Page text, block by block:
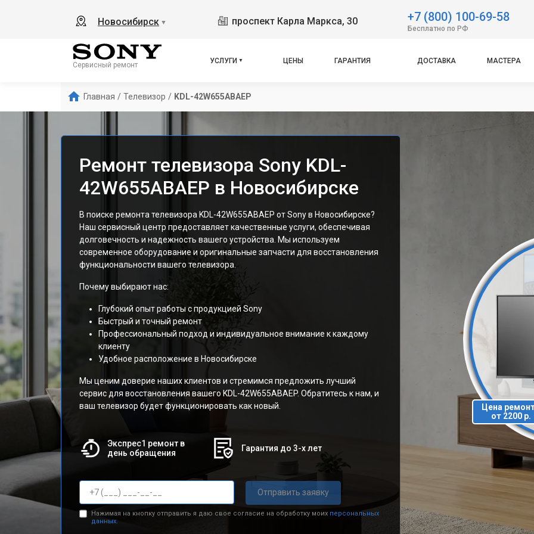
Новосибирск ▼ проспект Карла Маркса, 30 +7 (800) 100-69-58
Бесплатно по РФ
Сервисный ремонт
УСЛУГИ ЦЕНЫ ГАРАНТИЯ ДОСТАВКА МАСТЕРА
Главная / Телевизор / KDL-42W655ABAEP
Ремонт телевизора Sony KDL-
42W655ABAEP в Новосибирске
В поиске ремонта телевизора KDL-42W655ABAEP от Sony в Новосибирске?
Наш сервисный центр предоставляет качественные услуги, обеспечивая
долговечность и надежность вашего устройства. Мы используем
современное оборудование и оригинальные запчасти для восстановления
функциональности вашего телевизора.
Почему выбирают нас:
Глубокий опыт работы с продукцией Sony
Быстрый и точный ремонт
Профессиональный подход и индивидуальное внимание к каждому
клиенту
Удобное расположение в Новосибирске
Мы ценим доверие наших клиентов и стремимся предложить лучший
сервис для восстановления вашего KDL-42W655ABAEP. Обратитесь к нам, и
ваш телевизор будет функционировать как новый.
Экспрес1 ремонт в
день обращения
Гарантия до 3-х лет
Отправить заявку
Нажимая на кнопку отправить я даю свое согласие на обработку моих персональных
данных.
Цена
от 2200 р.